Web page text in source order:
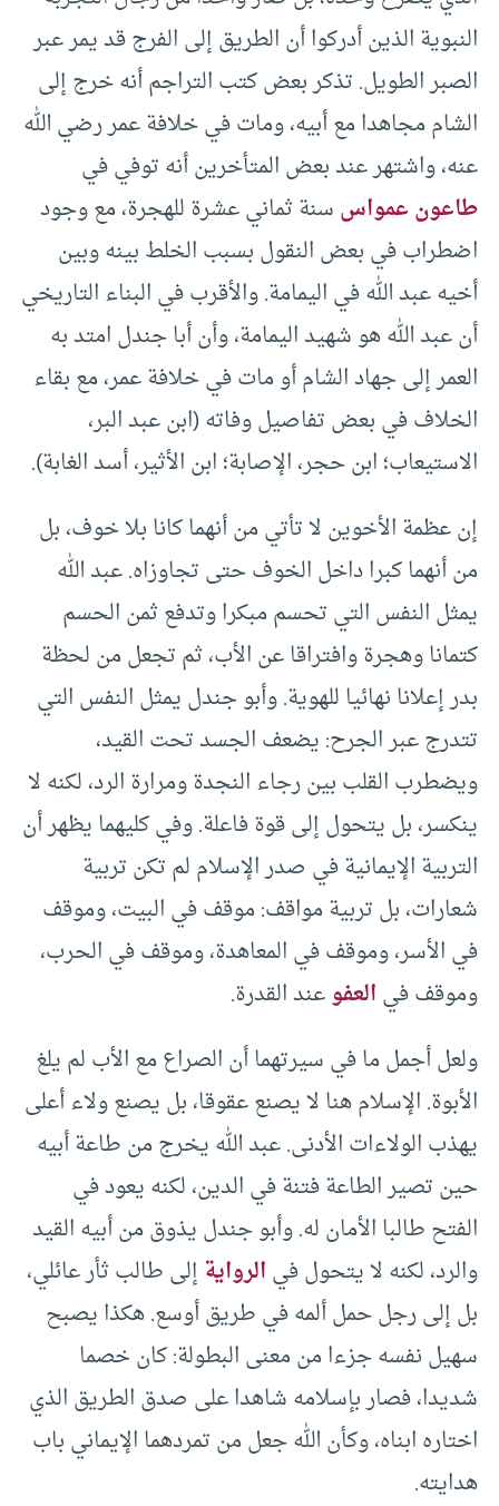
النبوية الذين أدركوا أن الطريق إلى الفرج قد يمر عبر
الصبر الطويل. تذكر بعض كتب التراجم أنه خرج إلى
الشام مجاهدا مع أبيه، ومات في خلافة عمر رضي الله
عنه، واشتهر عند بعض المتأخرين أنه توفي في
طاعون عمواسسنة ثماني عشرة للهجرة، مع وجود
اضطراب في بعض النقول بسبب الخلط بينه وبين
أخيه عبد الله في اليمامة. والأقرب في البناء التاريخي
أن عبد الله هو شهيد اليمامة، وأن أبا جندل امتد به
العمر إلى جهاد الشام أو مات في خلافة عمر، مع بقاء
الخلاف في بعض تفاصيل وفاته (ابن عبد البر،
الاستيعاب؛ ابن حجر، الإصابة؛ ابن الأثير، أسد الغابة).
إن عظمة الأخوين لا تأتي من أنهما كانا بلا خوف، بل
من أنهما كبرا داخل الخوف حتى تجاوزاه. عبد الله
يمثل النفس التي تحسم مبكرا وتدفع ثمن الحسم
كتمانا وهجرة وافتراقا عن الأب، ثم تجعل من لحظة
بدر إعلانا نهائيا للهوية. وأبو جندل يمثل النفس التي
تتدرج عبر الجرح: يضعف الجسد تحت القيد،
ويضطرب القلب بين رجاء النجدة ومرارة الرد، لكنه لا
ينكسر، بل يتحول إلى قوة فاعلة. وفي كليهما يظهر أن
التربية الإيمانية في صدر الإسلام لم تكن تربية
شعارات، بل تربية مواقف: موقف في البيت، وموقف
في الأسر، وموقف في المعاهدة، وموقف في الحرب،
وموقف فيالعفوعند القدرة.
ولعل أجمل ما في سيرتهما أن الصراع مع الأب لم يلغ
الأبوة. الإسلام هنا لا يصنع عقوقا، بل يصنع ولاء أعلى
يهذب الولاءات الأدنى. عبد الله يخرج من طاعة أبيه
حين تصير الطاعة فتنة في الدين، لكنه يعود في
الفتح طالبا الأمان له. وأبو جندل يذوق من أبيه القيد
والرد، لكنه لا يتحول فيالروايةإلى طالب ثأر عائلي،
بل إلى رجل حمل ألمه في طريق أوسع. هكذا يصبح
سهيل نفسه جزءا من معنى البطولة: كان خصما
شديدا، فصار بإسلامه شاهدا على صدق الطريق الذي
اختاره ابناه، وكأن الله جعل من تمردهما الإيماني باب
هدايته.